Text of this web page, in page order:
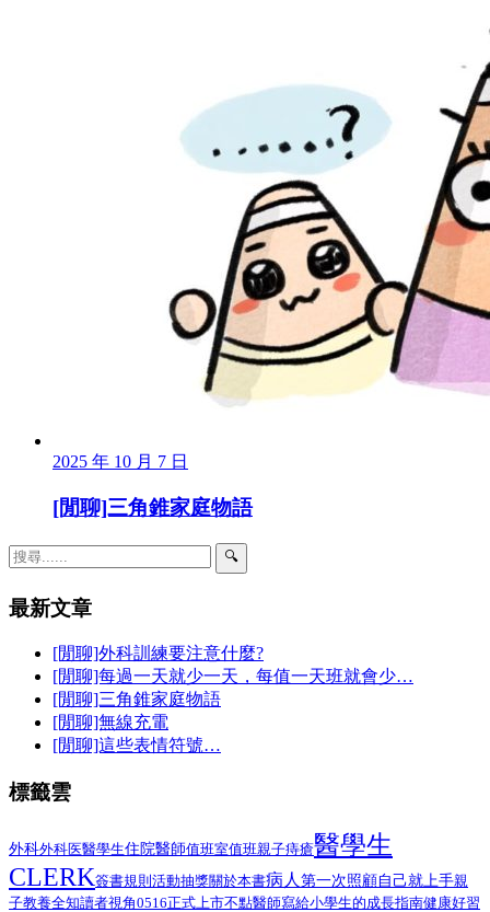
2025 年 10 月 7 日
[閒聊]三角錐家庭物語
🔍
最新文章
[閒聊]外科訓練要注意什麼?
[閒聊]每過一天就少一天，每值一天班就會少…
[閒聊]三角錐家庭物語
[閒聊]無線充電
[閒聊]這些表情符號…
標籤雲
外科外科医醫學生住院醫師值班室值班親子痔瘡醫學生
CLERK簽書規則 活動抽獎關於本書病人 第一次照顧自己就上手親
子教養全知讀者視角0516正式上市不點醫師寫給小學生的成長指南健康好習